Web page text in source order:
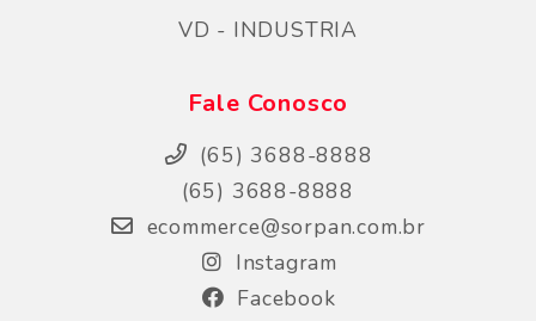
VD - INDUSTRIA
Fale Conosco
(65) 3688-8888
(65) 3688-8888
ecommerce@sorpan.com.br
Instagram
Facebook